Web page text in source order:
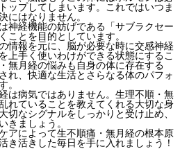
ップしてしまいます。これではいつま
にはなりません。
神経機能の妨げである「サブラクセー
ことを目的としています。
情報を元に、脳が必要な時に交感神経
上手く使いわけができる状態にするこ
無月経の悩みも自身の体に存在する
れ、快適な生活とさらなる体のパフォ
。
は病気ではありません。生理不順・無
れていることを教えてくれる大切な身
切なシグナルをしっかりと受け止め、
きましょう。
アによって生不順痛・無月経の根本原
き活きした毎日を手に入れましょう！